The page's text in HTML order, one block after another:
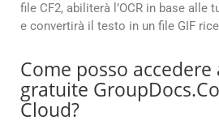
file CF2, abiliterà l’OCR in base alle
e convertirà il testo in un file GIF
Come posso accedere
gratuite
Cloud?